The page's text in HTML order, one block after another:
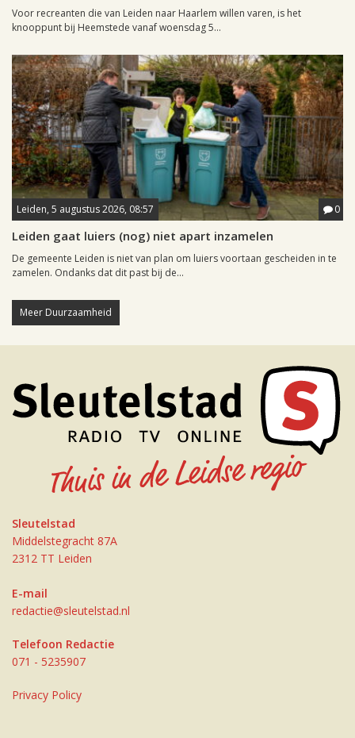
Voor recreanten die van Leiden naar Haarlem willen varen, is het
knooppunt bij Heemstede vanaf woensdag 5...
Leiden, 5 augustus 2026, 08:57 0
Leiden gaat luiers (nog) niet apart inzamelen
De gemeente Leiden is niet van plan om luiers voortaan gescheiden in te
zamelen. Ondanks dat dit past bij de...
Meer Duurzaamheid
Sleutelstad
Middelstegracht 87A
2312 TT Leiden
E-mail
redactie@sleutelstad.nl
Telefoon Redactie
071 - 5235907
Privacy Policy